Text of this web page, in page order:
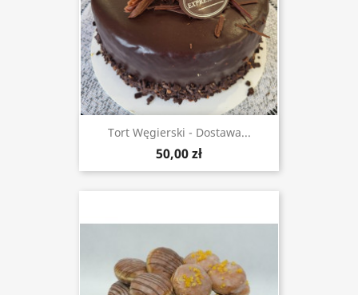
Tort Węgierski - Dostawa...
50,00 zł